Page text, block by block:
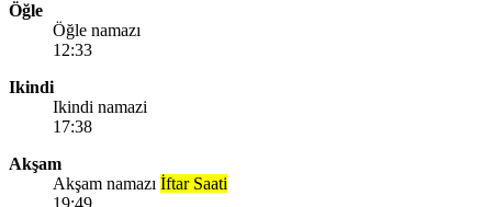
Öğle
Öğle namazı
12:33
Ikindi
Ikindi namazi
17:38
Akşam
Akşam namazı İftar Saati
19:49